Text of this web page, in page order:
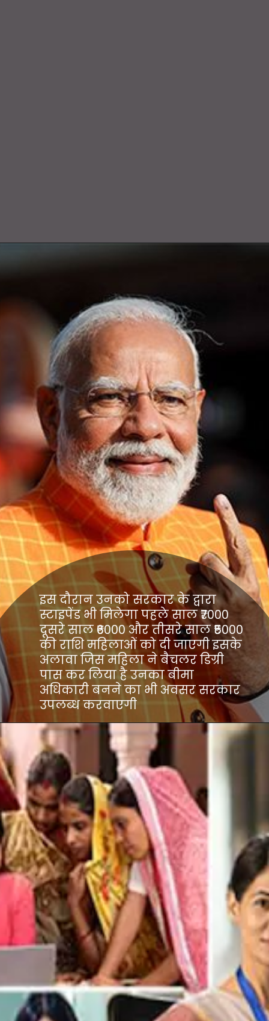
भारत के प्रधानमंत्री नरेंद्र मोदी द्वारा 12
की गई थी जिसके तहत हरियाणा के
ग्रामीण क्षेत्र में रहने वाली महिलाओं को
बीमा संबंधित ट्रेनिंग 3 साल तक दी
जाएगी
इस दौरान उनको सरकार के द्वारा
स्टाइपेंड भी मिलेगा पहले साल ₹7000
दूसरे साल ₹6000 और तीसरे साल ₹5000
की राशि महिलाओं को दी जाएगी इसके
अलावा जिस महिला ने बैचलर डिग्री
पास कर लिया है उनका बीमा
अधिकारी बनने का भी अवसर सरकार
उपलब्ध करवाएगी